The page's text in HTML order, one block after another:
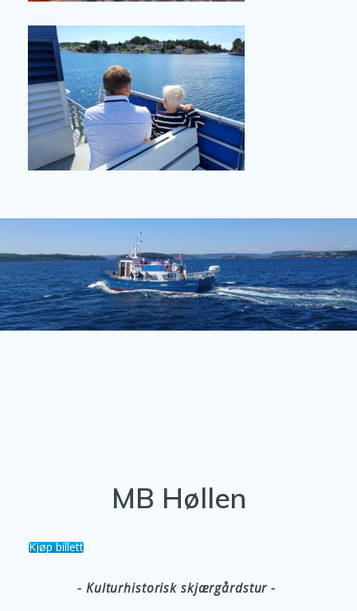
MB Høllen
Kjøp billett
- Kulturhistorisk skjærgårdstur -